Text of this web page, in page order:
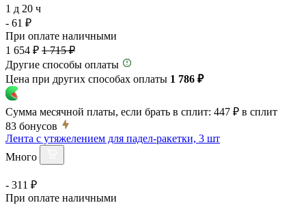
1 д 20 ч
- 61 ₽
При оплате наличными
1 654 ₽ 1 715 ₽
Другие способы оплаты
Цена при других способах оплаты 1 786 ₽
Сумма месячной платы, если брать в сплит: 447 ₽ в сплит
83 бонусов
Лента с утяжелением для падел-ракетки, 3 шт
Много
- 311 ₽
При оплате наличными